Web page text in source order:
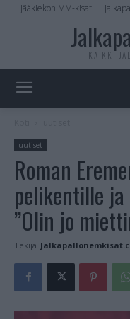
Jääkiekon MM-kisat
KAIKKI
uutiset
Roman
pelikentille
”Olin jo
Tekijä